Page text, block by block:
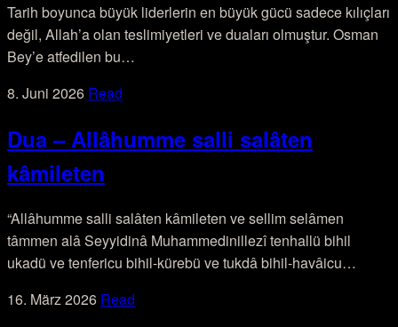
Tarih boyunca büyük liderlerin en büyük gücü sadece kılıçları
değil, Allah’a olan teslimiyetleri ve duaları olmuştur. Osman
Bey’e atfedilen bu…
8. Juni 2026 Read
Dua – Allâhumme salli salâten
kâmileten
“Allâhumme salli salâten kâmileten ve sellim selâmen
tâmmen alâ Seyyidinâ Muhammedinillezî tenhallü bihil
ukadü ve tenfericu bihil-kürebü ve tukdâ bihil-havâicu…
16. März 2026 Read